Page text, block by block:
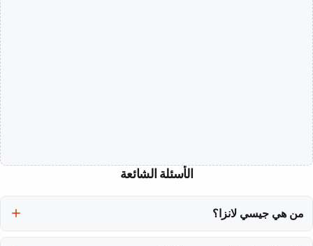
الأسئلة الشائعة
من هي جيسي لانزا؟